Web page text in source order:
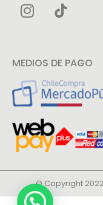
MEDIOS DE PAGO
© Copyright